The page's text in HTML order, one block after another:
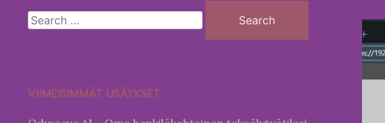
Search
for:
VIIMEISIMMÄT LISÄYKSET